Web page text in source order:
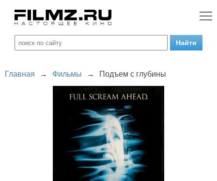
Главная → Фильмы → Подъем с глубины